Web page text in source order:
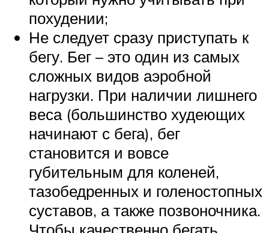
похудении;
Не следует сразу приступать к
бегу. Бег – это один из самых
сложных видов аэробной
нагрузки. При наличии лишнего
веса (большинство худеющих
начинают с бега), бег
становится и вовсе
губительным для коленей,
тазобедренных и голеностопных
суставов, а также позвоночника.